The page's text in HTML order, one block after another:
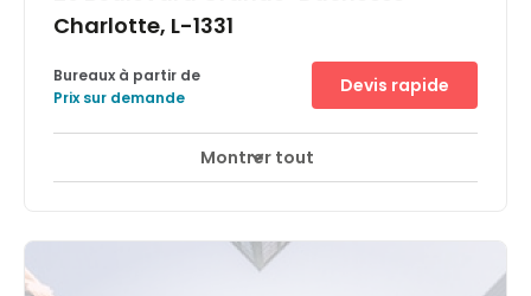
Charlotte, L-1331
Surveillance CCTV 24 heures sur 24
provides co-working options, private offices, modern
meeting rooms, and event options. All business
Bureaux à partir de
Prix sur demande
Devis rapide
Montrer tout